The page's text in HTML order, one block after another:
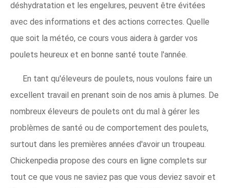
déshydratation et les engelures, peuvent être évitées
avec des informations et des actions correctes. Quelle
que soit la météo, ce cours vous aidera à garder vos
poulets heureux et en bonne santé toute l'année.
En tant qu'éleveurs de poulets, nous voulons faire un
excellent travail en prenant soin de nos amis à plumes. De
nombreux éleveurs de poulets ont du mal à gérer les
problèmes de santé ou de comportement des poulets,
surtout dans les premières années d'avoir un troupeau.
Chickenpedia propose des cours en ligne complets sur
tout ce que vous ne saviez pas que vous deviez savoir et